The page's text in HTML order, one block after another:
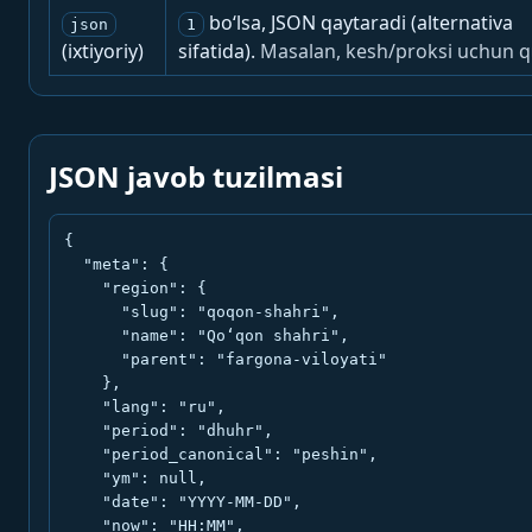
json
(ixtiyoriy)
1
bo‘lsa, JSON qaytaradi (alternativa
sifatida). Masalan, kesh/proksi uchun
JSON javob tuzilmasi
{
  "meta": {
    "region": {
      "slug": "qoqon-shahri",
      "name": "Qo‘qon shahri",
      "parent": "fargona-viloyati"
    },
    "lang": "ru",
    "period": "dhuhr",
    "period_canonical": "peshin",
    "ym": null,
    "date": "YYYY-MM-DD",
    "now": "HH:MM",